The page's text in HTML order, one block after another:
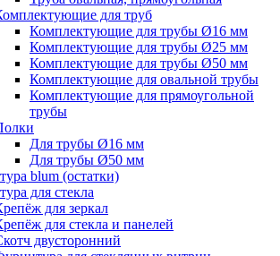
для труб
Комплектующие для трубы Ø16 мм
Комплектующие для трубы Ø25 мм
Комплектующие для трубы Ø50 мм
Комплектующие для овальной трубы
Комплектующие для прямоугольной
трубы
Для трубы Ø16 мм
Для трубы Ø50 мм
blum (остатки)
для стекла
для зеркал
для стекла и панелей
двусторонний